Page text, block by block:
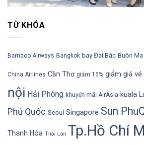
TỪ KHÓA
Bamboo Airways Bangkok bay Đài Bắc Buôn
China Airlines Cần Thơ giảm 15% giảm giá vé
nội Hải Phòng khuyến mãi AirAsia kuala
Phú Quốc Seoul Singapore Sun
Thanh Hóa Thái Lan Tp.Hồ Chí